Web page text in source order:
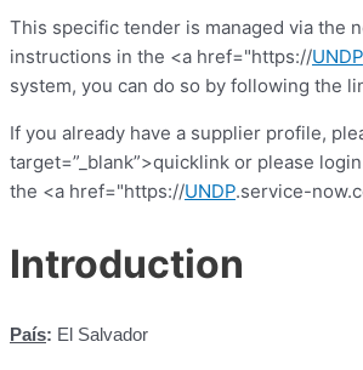
This specific tender is managed via the
instructions in the <a href="https://UNDP
system, you can do so by following the
If you already have a supplier profile,
target=”_blank”>quicklink or please
the <a href="https://UNDP.service-
Introduction
País: El Salvador